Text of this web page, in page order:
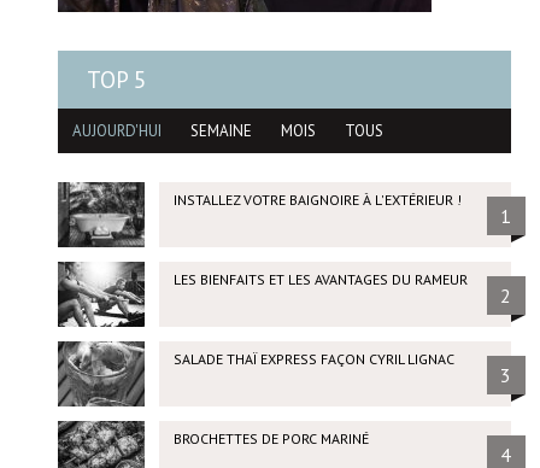
TOP 5
AUJOURD'HUI SEMAINE MOIS TOUS
INSTALLEZ VOTRE BAIGNOIRE À L'EXTÉRIEUR !
1
LES BIENFAITS ET LES AVANTAGES DU RAMEUR
2
SALADE THAÏ EXPRESS FAÇON CYRIL LIGNAC
3
BROCHETTES DE PORC MARINÉ
4